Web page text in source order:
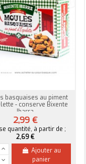
basquaises au piment
- conserve Bixente
Ibarra
2,99 €
quantité, à partir de ;
2,69 €
Ajouter au
panier